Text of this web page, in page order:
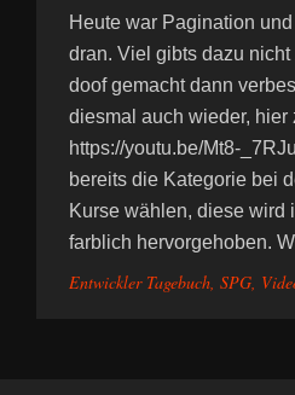
Heute war Pagination
dran. Viel gibts dazu
doof gemacht dann
diesmal auch wieder, hier
https://youtu.be/Mt8-
bereits die Kategorie bei
Kurse wählen, diese wird
farblich hervorgehoben.
Entwickler Tagebuch, SPG,